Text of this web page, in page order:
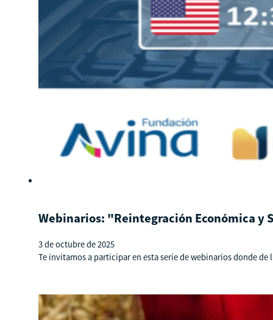
Webinarios: "Reintegración Económica
3 de octubre de 2025
Te invitamos a participar en esta serie de webinarios donde